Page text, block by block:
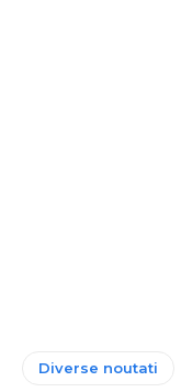
Diverse noutati